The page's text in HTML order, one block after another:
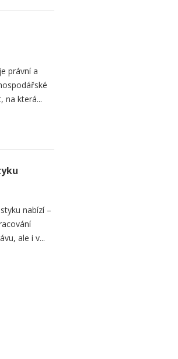
právní a
na která...
nabízí –
ale i v...